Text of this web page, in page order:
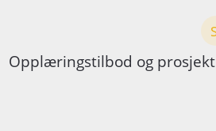
Opplæringstilbod og prosjekt